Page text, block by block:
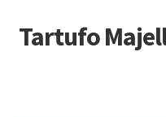
Vai
alla
Vai
al
Tartufo